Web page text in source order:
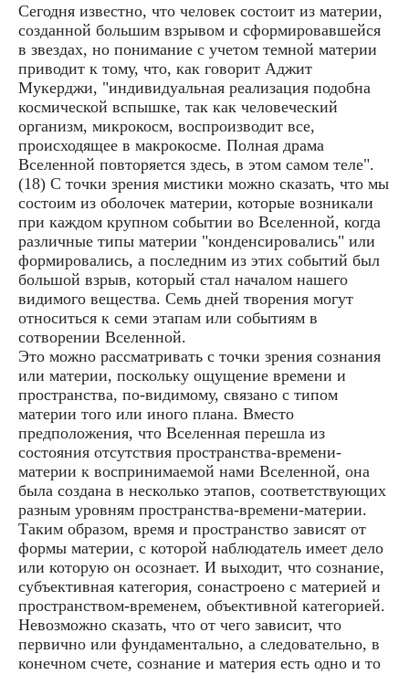
Сегодня известно, что человек состоит из материи,
созданной большим взрывом и сформировавшейся
в звездах, но понимание с учетом темной материи
приводит к тому, что, как говорит Аджит
Мукерджи, "индивидуальная реализация подобна
космической вспышке, так как человеческий
организм, микрокосм, воспроизводит все,
происходящее в макрокосме. Полная драма
Вселенной повторяется здесь, в этом самом теле".
(18) С точки зрения мистики можно сказать, что мы
состоим из оболочек материи, которые возникали
при каждом крупном событии во Вселенной, когда
различные типы материи "конденсировались" или
формировались, а последним из этих событий был
большой взрыв, который стал началом нашего
видимого вещества. Семь дней творения могут
относиться к семи этапам или событиям в
сотворении Вселенной.
Это можно рассматривать с точки зрения сознания
или материи, поскольку ощущение времени и
пространства, по-видимому, связано с типом
материи того или иного плана. Вместо
предположения, что Вселенная перешла из
состояния отсутствия пространства-времени-
материи к воспринимаемой нами Вселенной, она
была создана в несколько этапов, соответствующих
разным уровням пространства-времени-материи.
Таким образом, время и пространство зависят от
формы материи, с которой наблюдатель имеет дело
или которую он осознает. И выходит, что сознание,
субъективная категория, сонастроено с материей и
пространством-временем, объективной категорией.
Невозможно сказать, что от чего зависит, что
первично или фундаментально, а следовательно, в
конечном счете, сознание и материя есть одно и то